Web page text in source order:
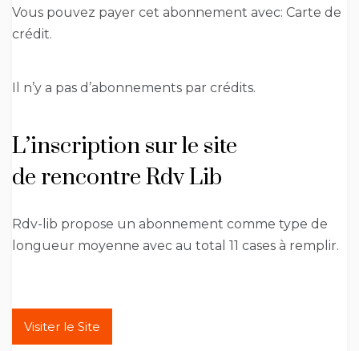
Vous pouvez payer cet abonnement avec: Carte de
crédit.
Il n’y a pas d’abonnements par crédits.
L’inscription sur le site
de rencontre Rdv Lib
Rdv-lib propose un abonnement comme type de
longueur moyenne avec au total 11 cases à remplir.
Visiter le Site